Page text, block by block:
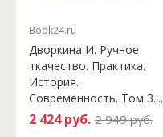
Book24.ru
Дворкина И. Ручное
ткачество. Практика.
История.
Современность. Том 3....
2 424 руб. 2 949 руб.